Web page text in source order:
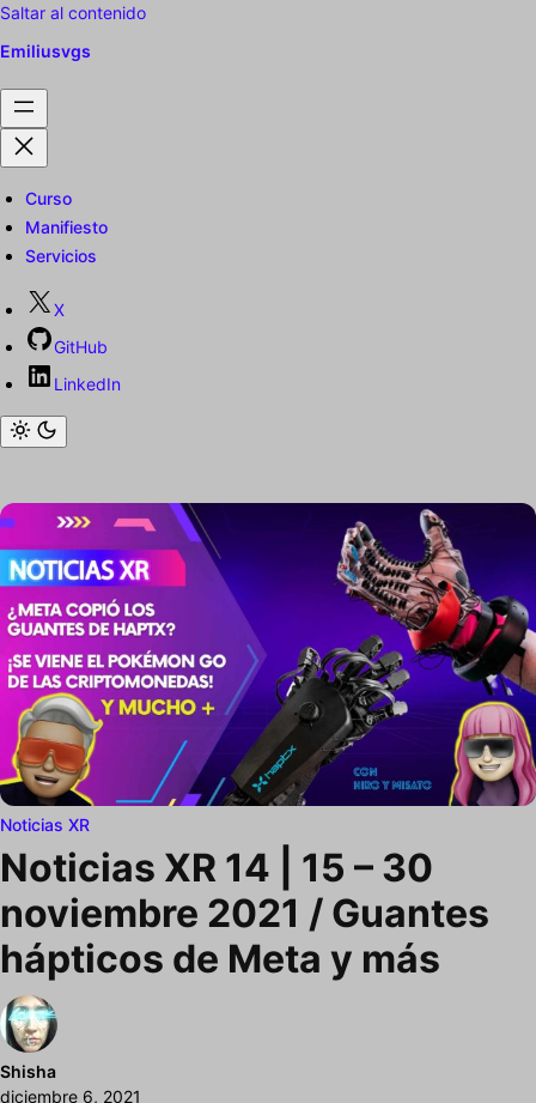
Saltar al contenido
Emiliusvgs
Curso
Manifiesto
Servicios
X
GitHub
LinkedIn
Noticias XR
Noticias XR 14 | 15 – 30
noviembre 2021 / Guantes
hápticos de Meta y más
Shisha
diciembre 6, 2021